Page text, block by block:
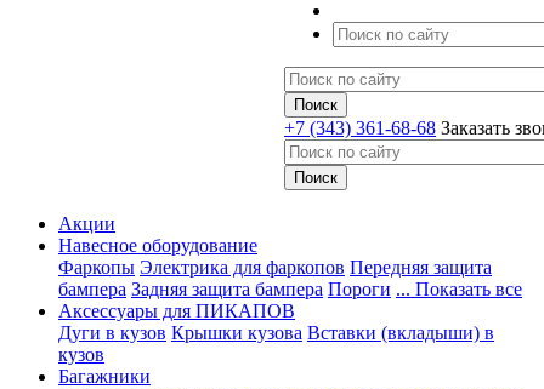
+7 (343) 361-68-68 Заказать
Акции
Навесное оборудование
Фаркопы Электрика для фаркопов Передняя защита
бампера Задняя защита бампера Пороги ... Показать все
Аксессуары для ПИКАПОВ
Дуги в кузов Крышки кузова Вставки (вкладыши) в
кузов
Багажники